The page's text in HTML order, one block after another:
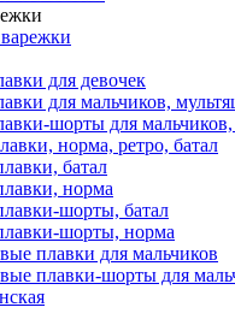
для девочек
для мальчиков,
шорты для
норма, ретро, батал
батал
норма
шорты, батал
шорты, норма
плавки для мальчиков
плавки-шорты для